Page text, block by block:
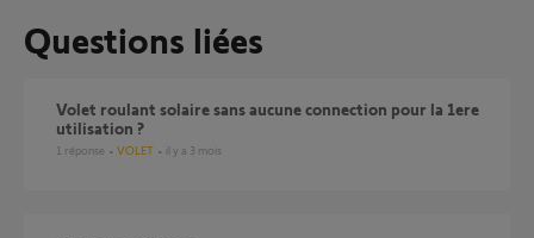
Questions liées
Volet roulant solaire sans aucune connection pour la 1ere
utilisation ?
1 réponse VOLET il y a 3 mois